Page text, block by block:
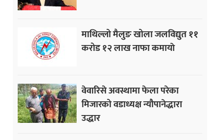
माथिल्लो मैलुङ खोला जलविद्युत ११
करोड १२ लाख नाफा कमायाे
वेवारिसे अवस्थामा फेला परेका
मिजारको वडाध्यक्ष न्यौपानेद्धारा
उद्धार